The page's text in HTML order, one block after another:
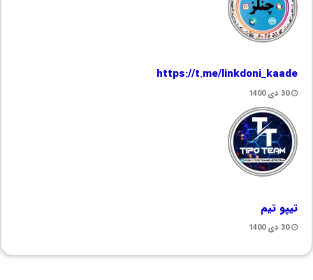
https://t.me/linkdoni_kaade
30 دی 1400
تیپو تیم
30 دی 1400